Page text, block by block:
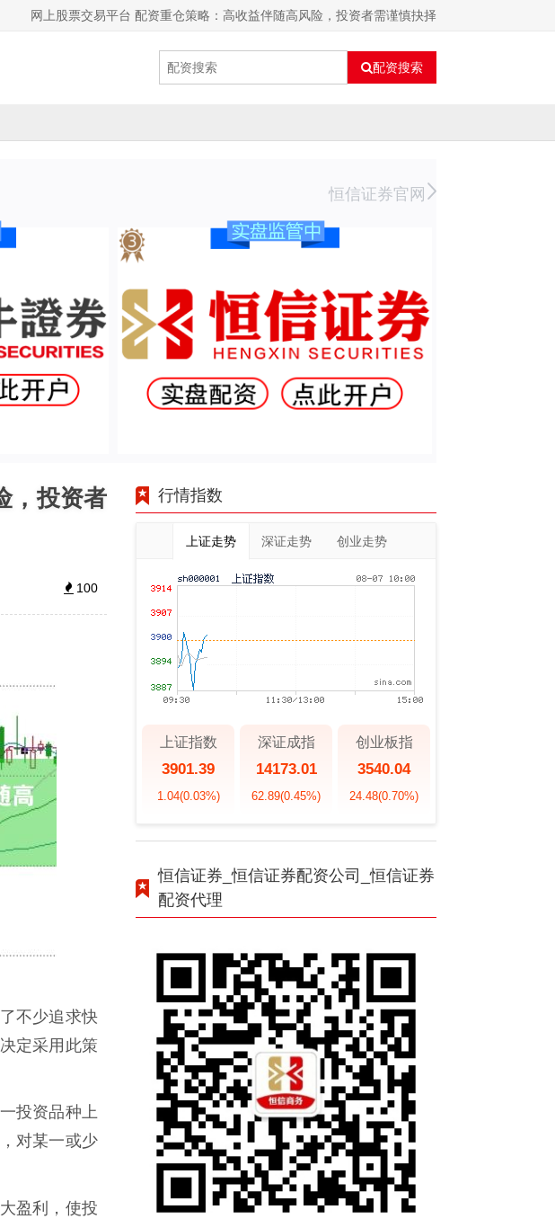
网上股票交易平台 配资重仓策略：高收益伴随高风险，投资者需谨慎抉择
配资搜索
恒信证券官网
，投资者
100
不少追求快
定采用此策
投资品种上
对某一或少
盈利，使投
行情指数
上证走势 深证走势 创业走势
上证指数
3901.39
1.04(0.03%)
深证成指
14173.01
62.89(0.45%)
创业板指
3540.04
24.48(0.70%)
恒信证券_恒信证券配资公司_恒信证券
配资代理